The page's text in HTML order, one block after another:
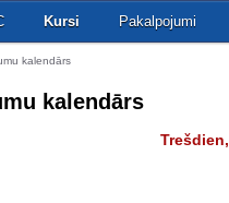
Kursi Pakalpojumi
kalendārs
kalendārs